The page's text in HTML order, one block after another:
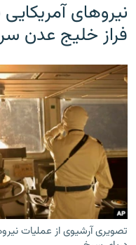
نیروهای
فراز خلیج عدن
تصویری آرشیوی از عملیات